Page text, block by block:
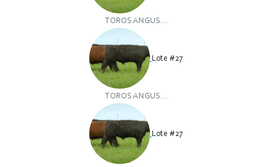
TOROS ANGUS...
Lote #27
TOROS ANGUS...
Lote #27